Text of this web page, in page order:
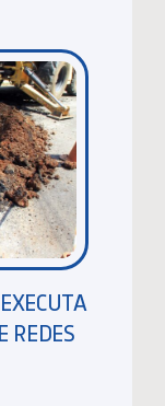
REDES